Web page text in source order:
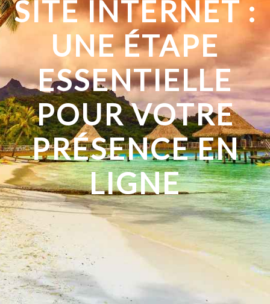
SITE INTERNET :
UNE ÉTAPE
ESSENTIELLE
POUR VOTRE
PRÉSENCE EN
LIGNE